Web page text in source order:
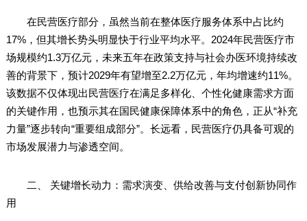
在民营医疗部分，虽然当前在整体医疗服务体系中占比约
17%，但其增长势头明显快于行业平均水平。2024年民营医疗市
场规模约1.3万亿元，未来五年在政策支持与社会办医环境持续改
善的背景下，预计2029年有望增至2.2万亿元，年均增速约11%。
该数据不仅体现出民营医疗在满足多样化、个性化健康需求方面
的关键作用，也预示其在国民健康保障体系中的角色，正从“补充
力量”逐步转向“重要组成部分”。长远看，民营医疗仍具备可观的
市场发展潜力与渗透空间。
二、 关键增长动力：需求演变、供给改善与支付创新协同作
用